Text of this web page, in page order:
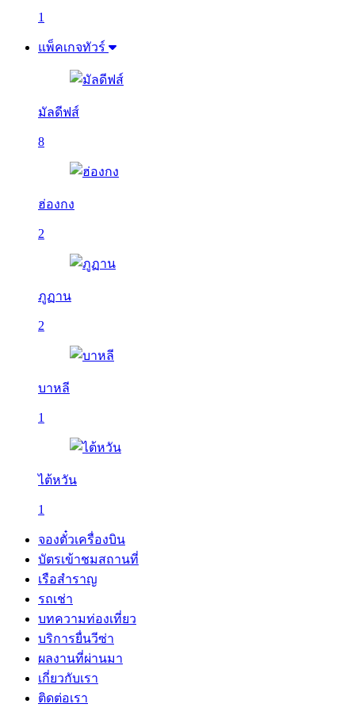
1
แพ็คเกจทัวร์
มัลดีฟส์
8
ฮ่องกง
2
ภูฏาน
2
บาหลี
1
ไต้หวัน
1
จองตั๋วเครื่องบิน
บัตรเข้าชมสถานที่
เรือสำราญ
รถเช่า
บทความท่องเที่ยว
บริการยื่นวีซ่า
ผลงานที่ผ่านมา
เกี่ยวกับเรา
ติดต่อเรา